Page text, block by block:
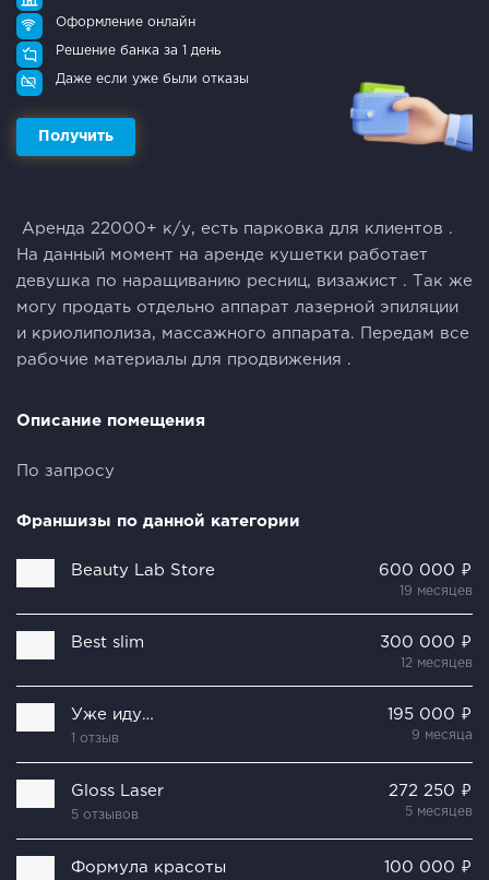
Оформление онлайн
Решение банка за 1 день
Даже если уже были отказы
Получить
Аренда 22000+ к/у, есть парковка для клиентов .
На данный момент на аренде кушетки работает
девушка по наращиванию ресниц, визажист . Так же
могу продать отдельно аппарат лазерной эпиляции
и криолиполиза, массажного аппарата. Передам все
рабочие материалы для продвижения .
Описание помещения
По запросу
Франшизы по данной категории
Beauty Lab Store 600 000 ₽
19 месяцев
Best slim 300 000 ₽
12 месяцев
Уже иду…
1 отзыв
195 000 ₽
9 месяца
Gloss Laser
5 отзывов
272 250 ₽
5 месяцев
Формула красоты 100 000 ₽